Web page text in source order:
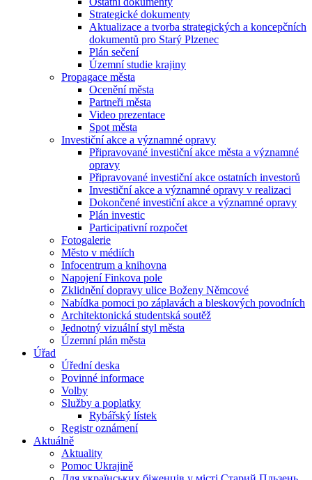
Strategické dokumenty
Aktualizace a tvorba strategických a koncepčních
dokumentů pro Starý Plzenec
Plán sečení
Územní studie krajiny
Propagace města
Ocenění města
Partneři města
Video prezentace
Spot města
Investiční akce a významné opravy
Připravované investiční akce města a významné
opravy
Připravované investiční akce ostatních investorů
Investiční akce a významné opravy v realizaci
Dokončené investiční akce a významné opravy
Plán investic
Participativní rozpočet
Fotogalerie
Město v médiích
Infocentrum a knihovna
Napojení Finkova pole
Zklidnění dopravy ulice Boženy Němcové
Nabídka pomoci po záplavách a bleskových povodních
Architektonická studentská soutěž
Jednotný vizuální styl města
Územní plán města
Úřad
Úřední deska
Povinné informace
Volby
Služby a poplatky
Rybářský lístek
Registr oznámení
Aktuálně
Aktuality
Pomoc Ukrajině